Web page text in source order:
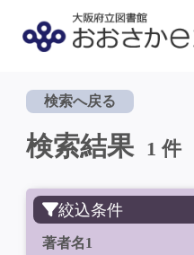
検索へ戻る
検索結果 1 件
絞込条件
著者名1